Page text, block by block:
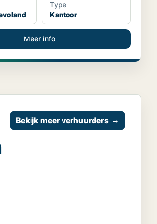
Type
Kantoor
Meer info
Bekijk meer verhuurders →